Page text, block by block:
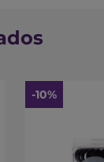
-10%